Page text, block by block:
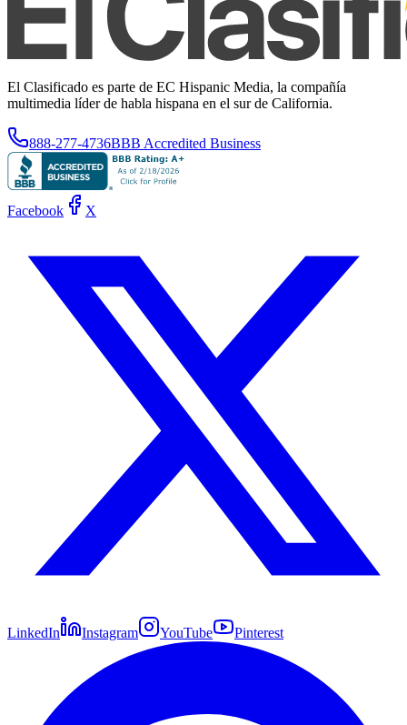
El Clasificado es parte de EC Hispanic Media, la compañía
multimedia líder de habla hispana en el sur de California.
888-277-4736BBB Accredited Business
Facebook X
LinkedIn Instagram YouTube Pinterest